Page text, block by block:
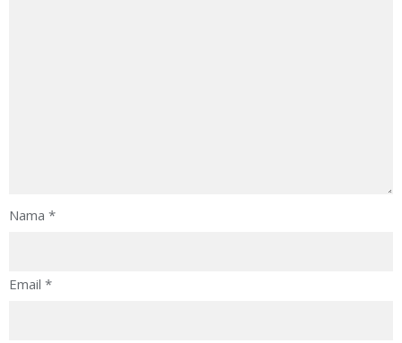
Nama *
Email *